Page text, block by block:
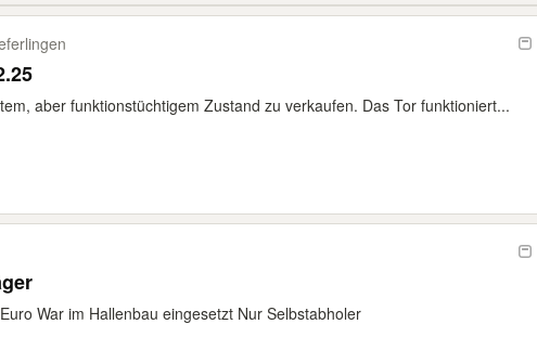
aber funktionstüchtigem Zustand zu verkaufen. Das Tor funktioniert...
War im Hallenbau eingesetzt Nur Selbstabholer